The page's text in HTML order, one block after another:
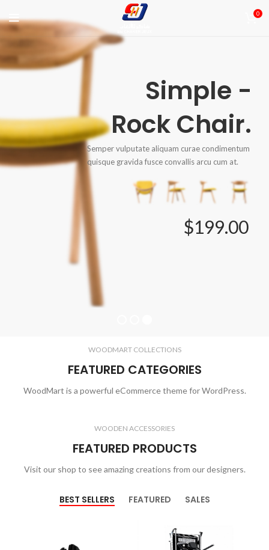
0
Simple -
Rock Chair.
Semper vulputate aliquam curae condimentum
quisque gravida fusce convallis arcu cum at.
$199.00
WOODMART COLLECTIONS
FEATURED CATEGORIES
WoodMart is a powerful eCommerce theme for WordPress.
WOODEN ACCESSORIES
FEATURED PRODUCTS
Visit our shop to see amazing creations from our designers.
BEST SELLERS FEATURED SALES